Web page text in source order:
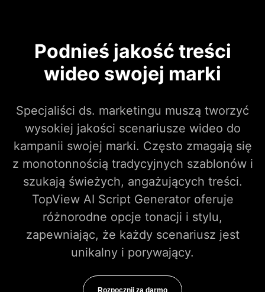
Podnieś jakość treści
wideo swojej marki
Specjaliści ds. marketingu muszą tworzyć
wysokiej jakości scenariusze wideo do
kampanii swojej marki. Często zmagają się
z monotonnością tradycyjnych szablonów i
szukają świeżych, angażujących treści.
TopView AI Script Generator oferuje
różnorodne opcje tonacji i stylu,
zapewniając, że każdy scenariusz jest
unikalny i porywający.